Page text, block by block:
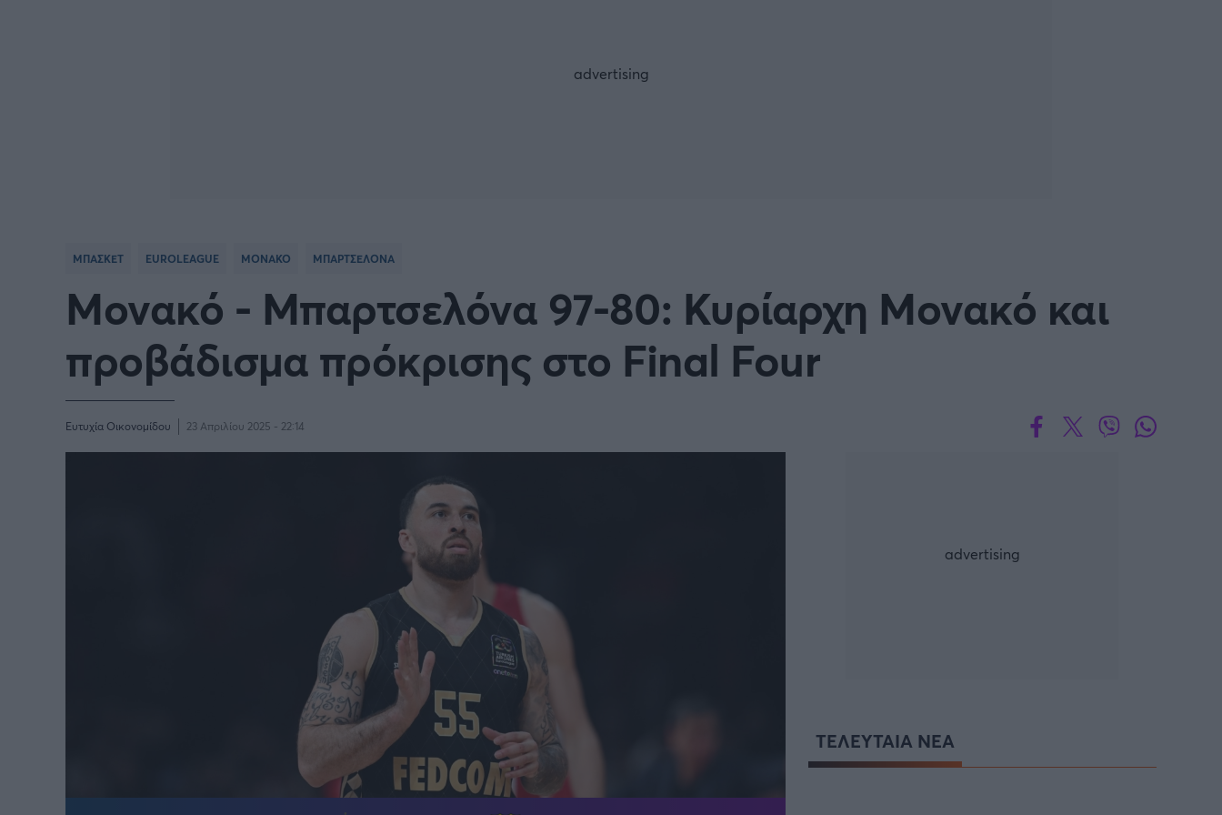
ΜΠΑΣΚΕΤ EUROLEAGUE ΜΟΝΑΚΟ ΜΠΑΡΤΣΕΛΟΝΑ
Μονακό - Μπαρτσελόνα 97-80: Κυρίαρχη Μονακό και
προβάδισμα πρόκρισης στο Final Four
Ευτυχία Οικονομίδου 23 Απριλίου 2025 - 22:14
ΤΕΛΕΥΤΑΙΑ ΝΕΑ